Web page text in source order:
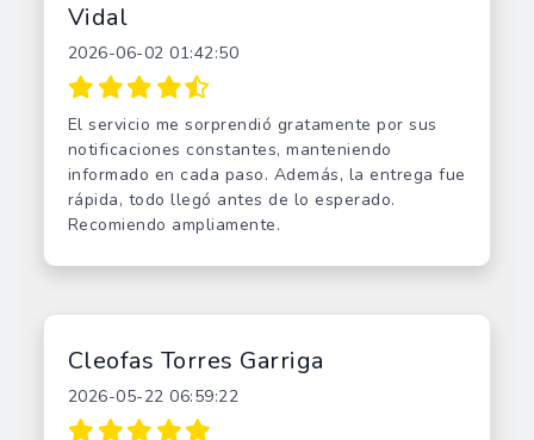
Vidal
2026-06-02 01:42:50
El servicio me sorprendió gratamente por sus
notificaciones constantes, manteniendo
informado en cada paso. Además, la entrega fue
rápida, todo llegó antes de lo esperado.
Recomiendo ampliamente.
Cleofas Torres Garriga
2026-05-22 06:59:22